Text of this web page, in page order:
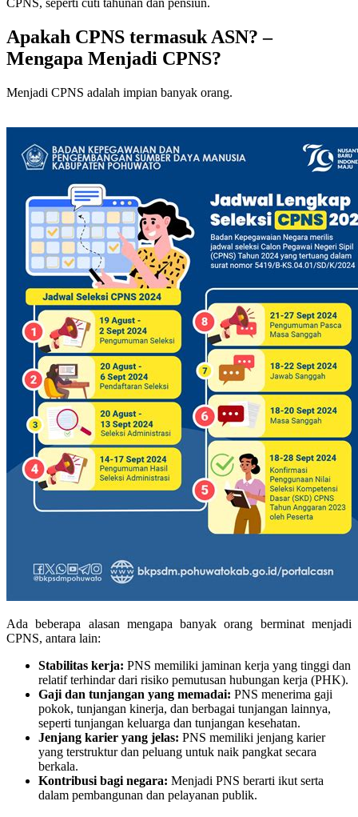
CPNS, seperti cuti tahunan dan pensiun.
Apakah CPNS termasuk ASN? –
Mengapa Menjadi CPNS?
Menjadi CPNS adalah impian banyak orang.
Ada beberapa alasan mengapa banyak orang berminat menjadi
CPNS, antara lain:
Stabilitas kerja: PNS memiliki jaminan kerja yang tinggi dan
relatif terhindar dari risiko pemutusan hubungan kerja (PHK).
Gaji dan tunjangan yang memadai: PNS menerima gaji
pokok, tunjangan kinerja, dan berbagai tunjangan lainnya,
seperti tunjangan keluarga dan tunjangan kesehatan.
Jenjang karier yang jelas: PNS memiliki jenjang karier
yang terstruktur dan peluang untuk naik pangkat secara
berkala.
Kontribusi bagi negara: Menjadi PNS berarti ikut serta
dalam pembangunan dan pelayanan publik.